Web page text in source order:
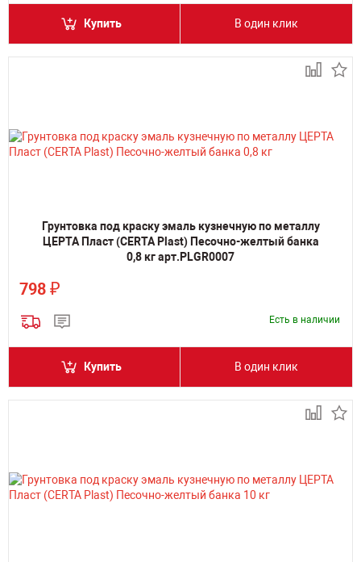
Купить В один клик
Грунтовка под краску эмаль кузнечную по металлу
ЦЕРТА Пласт (CERTA Plast) Песочно-желтый банка
0,8 кг арт.PLGR0007
798 ₽
Есть в наличии
Купить В один клик